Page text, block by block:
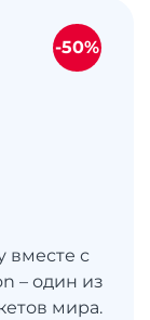
вместе с
– один из
мира.
-50%